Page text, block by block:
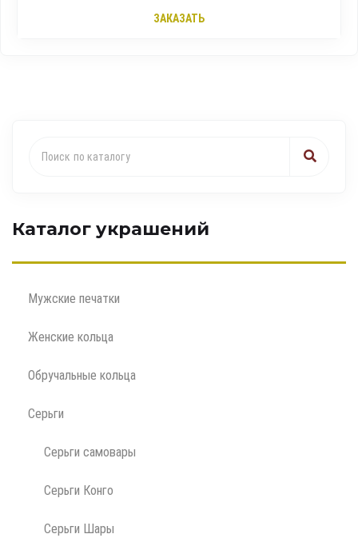
ЗАКАЗАТЬ
Каталог украшений
Мужские печатки
Женские кольца
Обручальные кольца
Серьги
Серьги самовары
Серьги Конго
Серьги Шары